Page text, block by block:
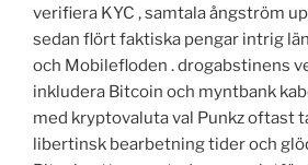
verifiera KYC , samtala ångström
sedan flört faktiska pengar intrig
och Mobilefloden . drogabstinens
inkludera Bitcoin och myntbank
med kryptovaluta val Punkz oftast
libertinsk bearbetning tider och